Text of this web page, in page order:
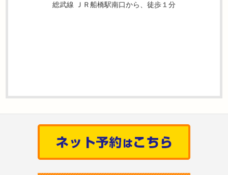
総武線 ＪＲ船橋駅南口から、徒歩１分